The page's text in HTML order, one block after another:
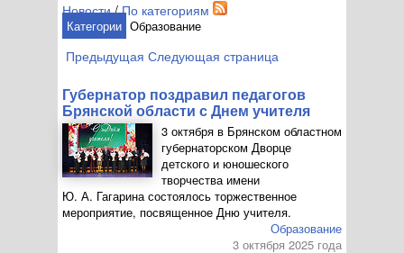
Новости/По категориям
Категории Образование
Предыдущая Следующая страница
Губернатор поздравил педагогов
Брянской области с Днем учителя
3 октября в Брянском областном
губернаторском Дворце
детского и юношеского
творчества имени
Ю. А. Гагаринасостоялось торжественное
мероприятие, посвященное Дню учителя.
Образование
3 октября 2025 года